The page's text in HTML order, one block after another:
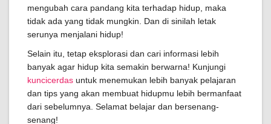
mengubah cara pandang kita terhadap hidup, maka
tidak ada yang tidak mungkin. Dan di sinilah letak
serunya menjalani hidup!
Selain itu, tetap eksplorasi dan cari informasi lebih
banyak agar hidup kita semakin berwarna! Kunjungi
kuncicerdas untuk menemukan lebih banyak pelajaran
dan tips yang akan membuat hidupmu lebih bermanfaat
dari sebelumnya. Selamat belajar dan bersenang-
senang!